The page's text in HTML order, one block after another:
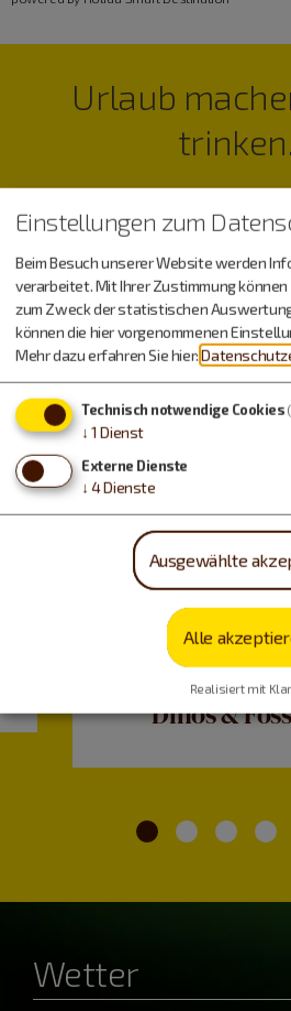
Urlaub
Dinos &
Wetter
Einstellungen zum
Beim Besuch unserer Website werden
verarbeitet. Mit Ihrer Zustimmung können
zum Zweck der statistischen
können die hier vorgenommenen
Mehr dazu erfahren Sie hier:
Technisch notwendige Cookies
↓ 1 Dienst
Externe Dienste
↓ 4Dienste
Ausgewählte
Alle
Realisiert mit